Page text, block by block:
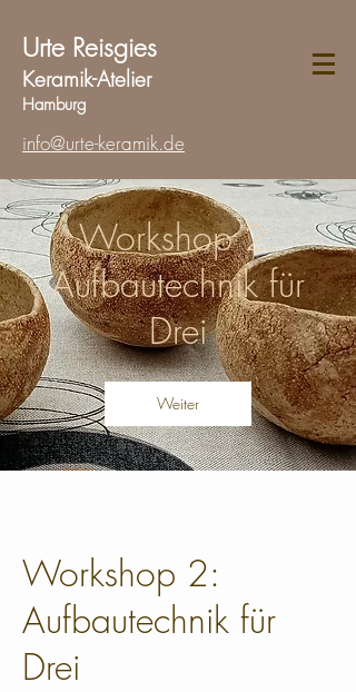
Urte Reisgies
Keramik-Atelier
Hamburg
info@urte-keramik.de
Workshop 2:
Aufbautechnik für
Drei
Weiter
Workshop 2:
Aufbautechnik für
Drei